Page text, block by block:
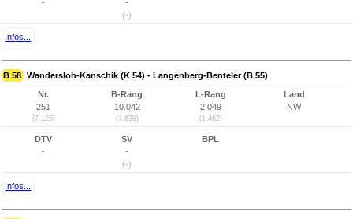
-
-
(-)
Infos...
B 58 Wandersloh-Kanschik (K 54) - Langenberg-Benteler (B 55)
Nr.
251
(7.125)
B-Rang
10.042
(7.638)
L-Rang
2.049
(1.462)
Land
NW
DTV
-
SV
-
(-)
BPL
Infos...